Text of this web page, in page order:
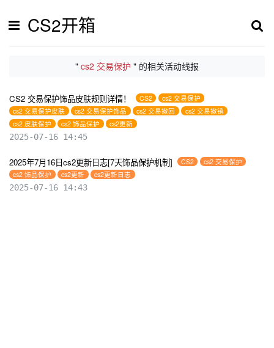
CS2开箱
" cs2 交易保护 " 的相关活动线报
CS2 交易保护饰品皮肤规则详情！ CS2
cs2 交易保护
cs2 交易保护皮肤
cs2 交易保护饰品 cs2 交易撤回
cs2 交易撤销
cs2 皮肤保护
cs2 饰品保护 cs2更新
2025-07-16 14:45
2025年7月16日cs2更新日志[7天饰品保护机制] CS2
cs2 交易保护
cs2 饰品保护
cs2更新 cs2更新日志
2025-07-16 14:43